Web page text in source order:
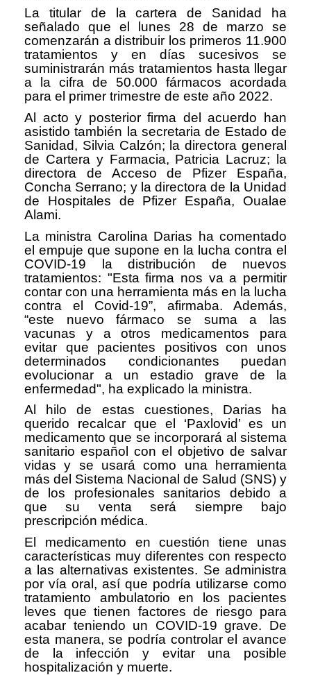
La titular de la cartera de Sanidad ha
señalado que el lunes 28 de marzo se
comenzarán a distribuir los primeros 11.900
tratamientos y en días sucesivos se
suministrarán más tratamientos hasta llegar
a la cifra de 50.000 fármacos acordada
para el primer trimestre de este año 2022.
Al acto y posterior firma del acuerdo han
asistido también la secretaria de Estado de
Sanidad, Silvia Calzón; la directora general
de Cartera y Farmacia, Patricia Lacruz; la
directora de Acceso de Pfizer España,
Concha Serrano; y la directora de la Unidad
de Hospitales de Pfizer España, Oualae
Alami.
La ministra Carolina Darias ha comentado
el empuje que supone en la lucha contra el
COVID-19 la distribución de nuevos
tratamientos: "Esta firma nos va a permitir
contar con una herramienta más en la lucha
contra el Covid-19”, afirmaba. Además,
“este nuevo fármaco se suma a las
vacunas y a otros medicamentos para
evitar que pacientes positivos con unos
determinados condicionantes puedan
evolucionar a un estadio grave de la
enfermedad", ha explicado la ministra.
Al hilo de estas cuestiones, Darias ha
querido recalcar que el ‘Paxlovid’ es un
medicamento que se incorporará al sistema
sanitario español con el objetivo de salvar
vidas y se usará como una herramienta
más del Sistema Nacional de Salud (SNS) y
de los profesionales sanitarios debido a
que su venta será siempre bajo
prescripción médica.
El medicamento en cuestión tiene unas
características muy diferentes con respecto
a las alternativas existentes. Se administra
por vía oral, así que podría utilizarse como
tratamiento ambulatorio en los pacientes
leves que tienen factores de riesgo para
acabar teniendo un COVID-19 grave. De
esta manera, se podría controlar el avance
de la infección y evitar una posible
hospitalización y muerte.